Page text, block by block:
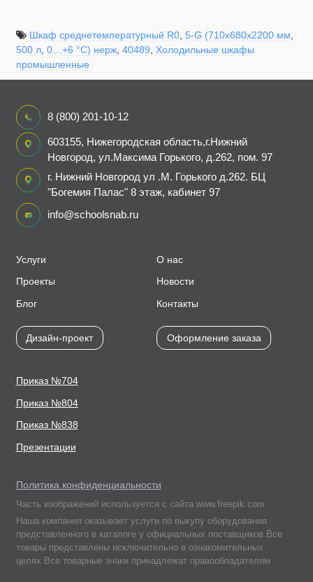
Шкаф среднетемпературный R0, 5-G (710х680х2200 мм
500 л, 0…+6 °C) нерж, 40489
Холодильные шкафы
промышленные
Услуги
Проекты
Блог
Дизайн-проект
О нас
Новости
Контакты
Оформление заказа
Приказ №704
Приказ №804
Приказ №838
Презентации
8 (800) 201-10-12
603155, Нижегородская область,г.Нижний
Новгород, ул.Максима Горького, д.262, пом. 97
г. Нижний Новгород ул .М. Горького д.262. БЦ
"Богемия Палас" 8 этаж, кабинет 97
info@schoolsnab.ru
Политика конфиденциальности
Часть изображений используется с сайта www.freepik.com
Наша компания оказывает услуги по выкупу оборудования
представленного в каталоге у официальных поставщиков.Все
товары представлены исключительно в ознакомительных
целях.Все товарные знаки принадлежат правообладателям